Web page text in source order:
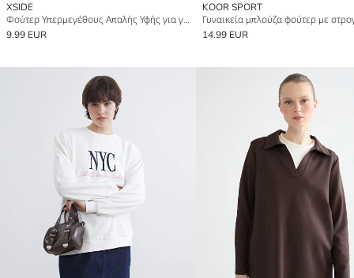
XSIDE
Φούτερ Υπερμεγέθους Απαλής Υφής για γυναίκες
9.99 EUR
KOOR SPORT
14.99 EUR